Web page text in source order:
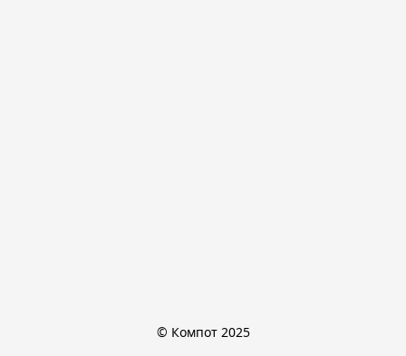
© Компот 2025